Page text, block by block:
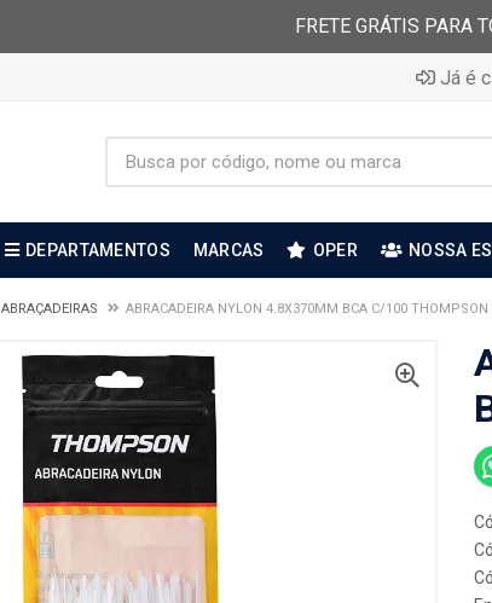
FRETE GRÁTIS PARA
Já é
DEPARTAMENTOS MARCAS OPER NOSSA
ABRAÇADEIRAS ABRACADEIRA NYLON 4.8X370MM BCA C/100 THOMPSON